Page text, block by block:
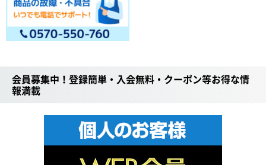
会員募集中！登録簡単・入会無料・クーポン等お得な情
報満載